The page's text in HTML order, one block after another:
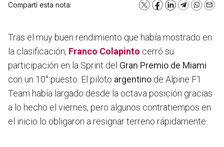
Compartí esta nota: X Facebook
LinkedInTelegram
Tras el muy buen rendimiento que había mostrado en
la clasificación, Franco Colapinto cerró su
participación en la Sprint del Gran Premio de Miami
con un 10° puesto. El piloto argentino de Alpine F1
Team había largado desde la octava posición gracias
a lo hecho el viernes, pero algunos contratiempos en
el inicio lo obligaron a resignar terreno rápidamente.